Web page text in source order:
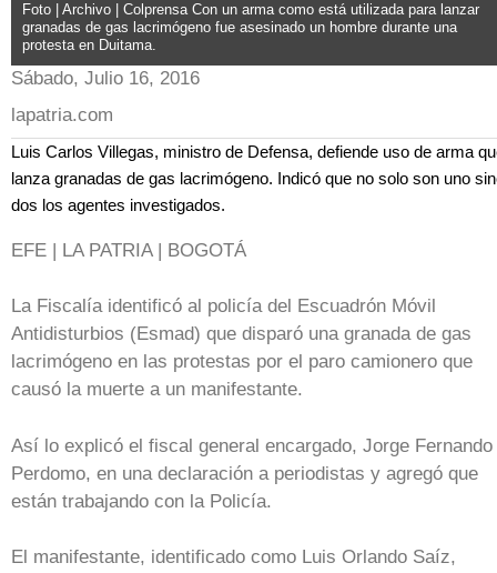
Foto | Archivo | Colprensa Con un arma como está utilizada para lanzar
granadas de gas lacrimógeno fue asesinado un hombre durante una
protesta en Duitama.
Sábado, Julio 16, 2016
lapatria.com
Luis Carlos Villegas, ministro de Defensa, defiende uso de arma
lanza granadas de gas lacrimógeno. Indicó que no solo son uno
dos los agentes investigados.
EFE | LA PATRIA | BOGOTÁ
La Fiscalía identificó al policía del Escuadrón Móvil
Antidisturbios (Esmad) que disparó una granada de gas
lacrimógeno en las protestas por el paro camionero que
causó la muerte a un manifestante.
Así lo explicó el fiscal general encargado, Jorge Fernando
Perdomo, en una declaración a periodistas y agregó que
están trabajando con la Policía.
El manifestante, identificado como Luis Orlando Saíz,